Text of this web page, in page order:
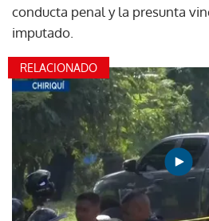
conducta penal y la presunta
imputado.
RELACIONADO